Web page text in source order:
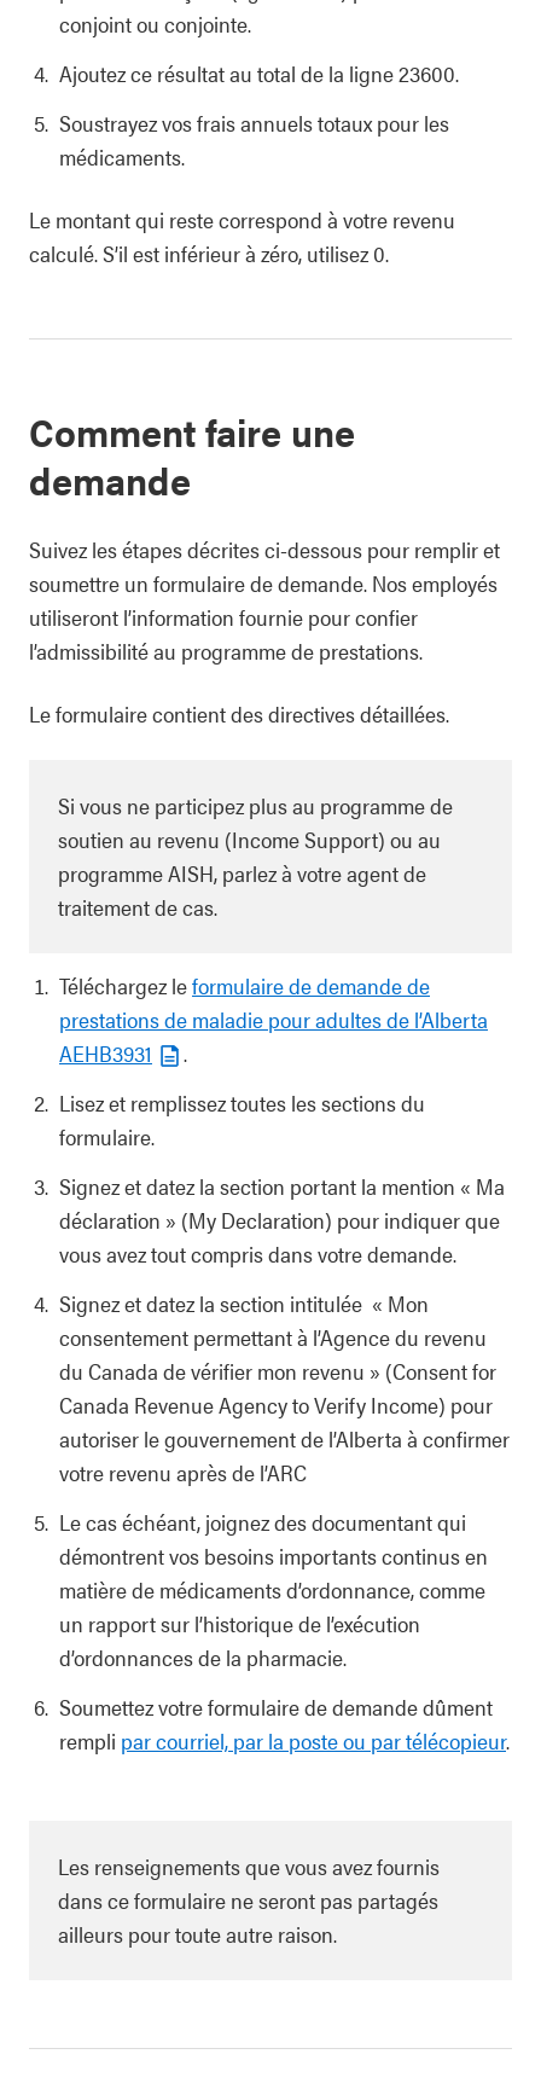
conjoint ou conjointe.
Ajoutez ce résultat au total de la ligne 23600.
Soustrayez vos frais annuels totaux pour les
médicaments.
Le montant qui reste correspond à votre revenu
calculé. S’il est inférieur à zéro, utilisez 0.
Comment faire une
demande
Suivez les étapes décrites ci-dessous pour remplir et
soumettre un formulaire de demande. Nos employés
utiliseront l’information fournie pour confier
l’admissibilité au programme de prestations.
Le formulaire contient des directives détaillées.
Si vous ne participez plus au programme de
soutien au revenu (Income Support) ou au
programme AISH, parlez à votre agent de
traitement de cas.
Téléchargez leformulaire de demande de
prestations de maladie pour adultes de l’Alberta
AEHB3931
.
Lisez et remplissez toutes les sections du
formulaire.
Signez et datez la section portant la mention « Ma
déclaration » (My Declaration) pour indiquer que
vous avez tout compris dans votre demande.
Signez et datez la section intitulée « Mon
consentement permettant à l’Agence du revenu
du Canada de vérifier mon revenu » (Consent for
Canada Revenue Agency to Verify Income) pour
autoriser le gouvernement de l’Alberta à confirmer
votre revenu après de l’ARC
Le cas échéant, joignez des documentant qui
démontrent vos besoins importants continus en
matière de médicaments d’ordonnance, comme
un rapport sur l’historique de l’exécution
d’ordonnances de la pharmacie.
Soumettez votre formulaire de demande dûment
rempli par courriel, par la poste ou par télécopieur.
Les renseignements que vous avez fournis
dans ce formulaire ne seront pas partagés
ailleurs pour toute autre raison.